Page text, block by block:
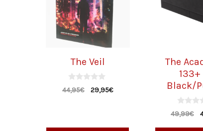
The Veil
0
d
44,95€ 29,95€
The
133+
Black/
0
d
49,99€